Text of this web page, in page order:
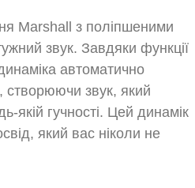
Marshall з поліпшеними
звук. Завдяки функції
автоматично
створюючи звук, який
якій гучності. Цей динамік
який вас ніколи не